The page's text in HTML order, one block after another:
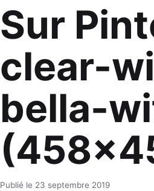
Sur
clear-
bella-
Publié le 23 septembre 2019